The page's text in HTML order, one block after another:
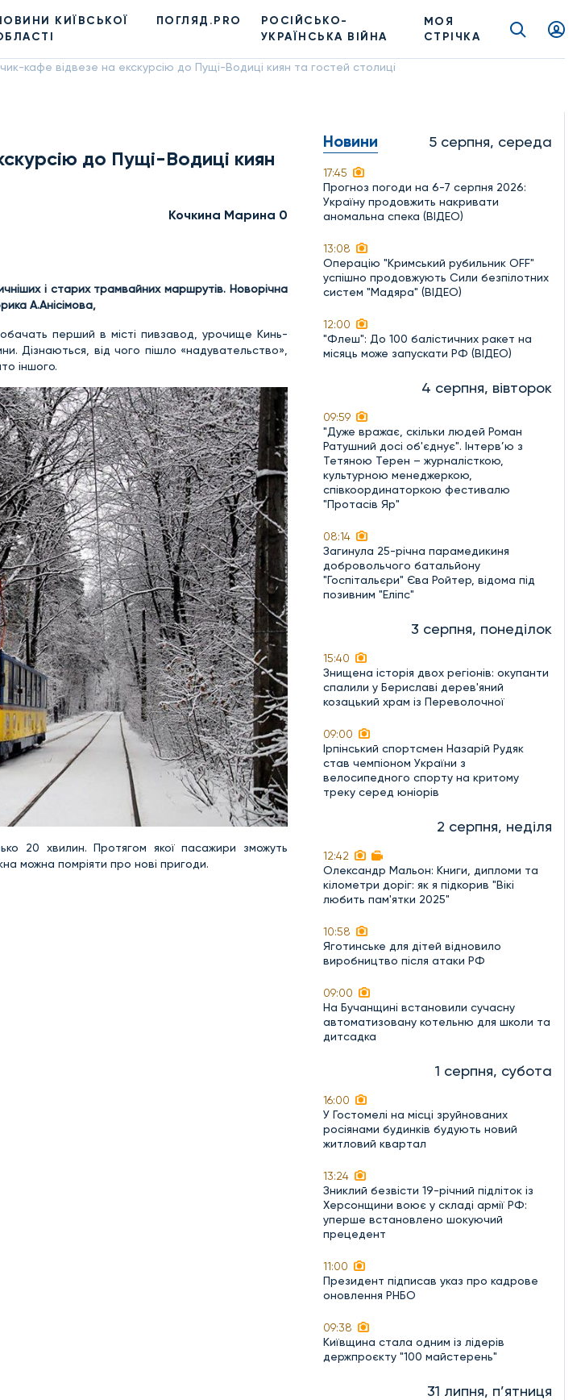
КИЇВСЬКОЇ
ПОГЛЯД.PRO
РОСІЙСЬКО-
УКРАЇНСЬКА ВІЙНА
МОЯ
СТРІЧКА
кафе відвезе на екскурсію до Пущі-Водиці киян та гостей столиці
до Пущі-Водиці киян
Кочкина Марина 0
і старих трамвайних маршрутів. Новорічна
А.Анісімова,
перший в місті пивзавод, урочище Кинь-
Дізнаються, від чого пішло «надувательство»,
іншого.
20 хвилин. Протягом якої пасажири зможуть
можна помріяти про нові пригоди.
Новини 5 серпня, середа
17:45
Прогноз погоди на 6-7 серпня 2026:
Україну продовжить накривати
аномальна спека (ВІДЕО)
13:08
Операцію "Кримський рубильник OFF"
успішно продовжують Сили безпілотних
систем "Мадяра" (ВІДЕО)
12:00
"Флеш": До 100 балістичних ракет на
місяць може запускати РФ (ВІДЕО)
4 серпня, вівторок
09:59
"Дуже вражає, скільки людей Роман
Ратушний досі об'єднує". Інтерв’ю з
Тетяною Терен – журналісткою,
культурною менеджеркою,
співкоординаторкою фестивалю
"Протасів Яр"
08:14
Загинула 25-річна парамедикиня
добровольчого батальйону
"Госпітальєри" Єва Ройтер, відома під
позивним "Еліпс"
3 серпня, понеділок
15:40
Знищена історія двох регіонів: окупанти
спалили у Бериславі дерев'яний
козацький храм із Переволочної
09:00
Ірпінський спортсмен Назарій Рудяк
став чемпіоном України з
велосипедного спорту на критому
треку серед юніорів
2 серпня, неділя
12:42
Олександр Мальон: Книги, дипломи та
кілометри доріг: як я підкорив "Вікі
любить пам'ятки 2025"
10:58
Яготинське для дітей відновило
виробництво після атаки РФ
09:00
На Бучанщині встановили сучасну
автоматизовану котельню для школи та
дитсадка
1 серпня, субота
16:00
У Гостомелі на місці зруйнованих
росіянами будинків будують новий
житловий квартал
13:24
Зниклий безвісти 19-річний підліток із
Херсонщини воює у складі армії РФ:
уперше встановлено шокуючий
прецедент
11:00
Президент підписав указ про кадрове
оновлення РНБО
09:38
Київщина стала одним із лідерів
держпроєкту "100 майстерень"
31 липня, п’ятниця